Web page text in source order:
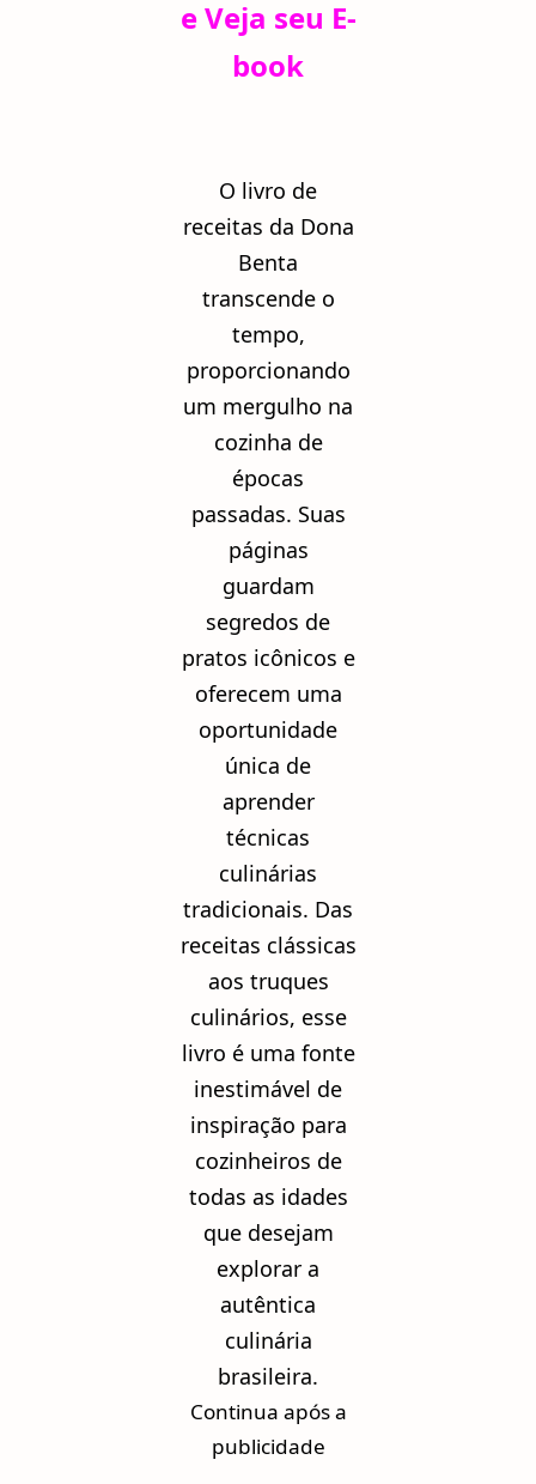
e Veja seu E-
book
O livro de
receitas da Dona
Benta
transcende o
tempo,
proporcionando
um mergulho na
cozinha de
épocas
passadas. Suas
páginas
guardam
segredos de
pratos icônicos e
oferecem uma
oportunidade
única de
aprender
técnicas
culinárias
tradicionais. Das
receitas clássicas
aos truques
culinários, esse
livro é uma fonte
inestimável de
inspiração para
cozinheiros de
todas as idades
que desejam
explorar a
autêntica
culinária
brasileira.
Continua após a
publicidade